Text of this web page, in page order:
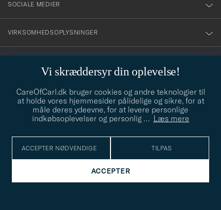
Vi skræddersyr din oplevelse!
CareOfCarl.dk bruger cookies og andre teknologier til
at holde vores hjemmesider pålidelige og sikre, for at
måle deres ydeevne, for at levere personlige
indkøbsoplevelser og personlig … Læs mere
ACCEPTER NØDVENDIGE TILPAS
ACCEPTER
SOCIALE MEDIER
VIRKSOMHEDSOPLYSNINGER
info@careofcarl.dk
Behøver du hjælp til at finde din stil? Lad os hjælpe dig, vi hjælper
gerne til!
STILRÅD